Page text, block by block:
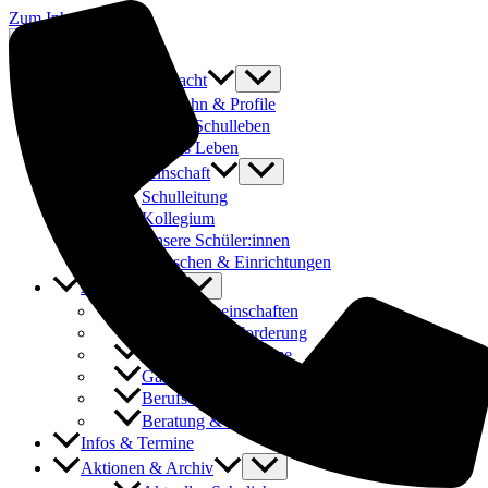
Zum Inhalt springen
Was uns ausmacht
Laufbahn & Profile
Buntes Schulleben
Fit fürs Leben
Schulgemeinschaft
Schulleitung
Kollegium
Unsere Schüler:innen
Menschen & Einrichtungen
Angebote
Arbeitsgemeinschaften
Förderung & Forderung
Austauschprogramme
Ganztages- und Hausaufgabenbetreuung
Berufsorientierung & Praktika
Beratung & Schulsozialarbeit
Infos & Termine
Aktionen & Archiv